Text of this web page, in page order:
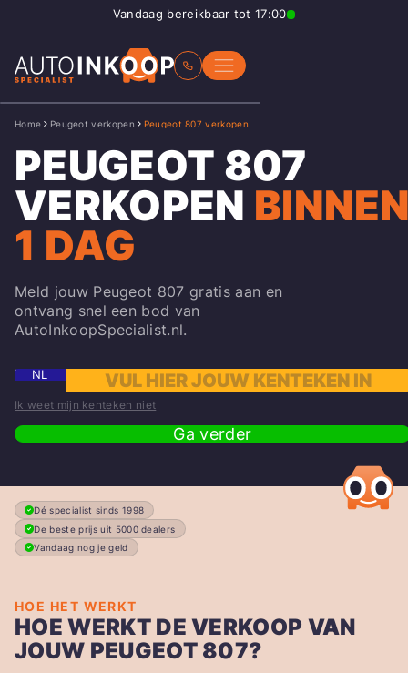
Vandaag bereikbaar tot 17:00
Home Peugeot verkopen Peugeot 807 verkopen
PEUGEOT 807
VERKOPEN
1 DAG
Meld jouw Peugeot 807 gratis aan en
ontvang snel een bod van
AutoInkoopSpecialist.nl.
NL
Ik weet mijn kenteken niet
Ga verder
Dé specialist sinds 1998
De beste prijs uit 5000 dealers
Vandaag nog je geld
HOE HET WERKT
HOE WERKT DE VERKOOP VAN
JOUW PEUGEOT 807?